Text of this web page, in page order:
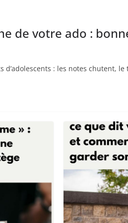
de votre ado :
d’adolescents : les notes chutent,